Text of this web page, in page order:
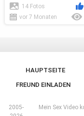
14 Fotos
vor 7 Monaten
HAUPTSEITE
FREUND EINLADEN
2005-
Mein Sex Video